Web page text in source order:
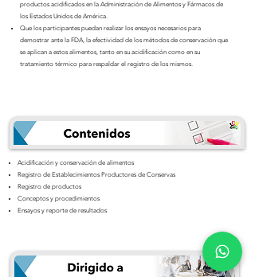
productos acidificados en la Administración de Alimentos y Fármacos de
los Estados Unidos de América.
Que los participantes puedan realizar los ensayos necesarios para
demostrar ante la FDA, la efectividad de los métodos de conservación que
se aplican a estos alimentos, tanto en su acidificación como en su
tratamiento térmico para respaldar el registro de los mismos.
Acidificación y conservación de alimentos
Registro de Establecimientos Productores de Conservas
Registro de productos
Conceptos y procedimientos
Ensayos y reporte de resultados